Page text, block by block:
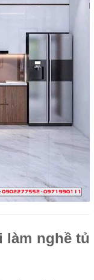
nghề tủ